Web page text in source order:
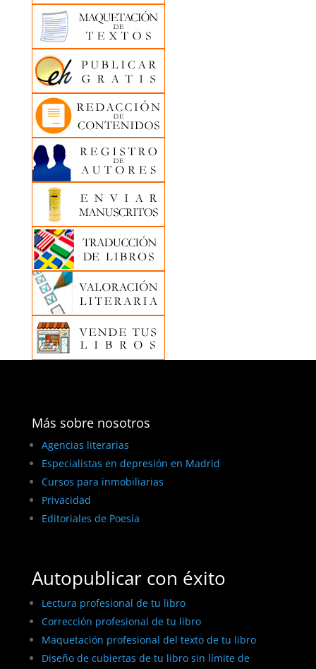
Más sobre nosotros
Agencias literarias
Especialistas en depresión en Madrid
Cursos para inmobiliarias
Privacidad
Editoriales de Poesía
Autopublicar con éxito
Lectura profesional de tu libro
Corrección profesional de tu libro
Maquetación profesional del texto de tu libro
Diseño de cubiertas de tu libro sin límite de